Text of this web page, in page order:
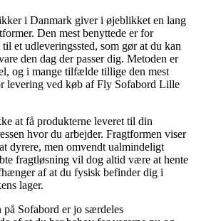
i Danmark giver i øjeblikket en lang
Den mest benyttede er for
et udleveringssted, som gør at du kan
den dag der passer dig. Metoden er
og i mange tilfælde tillige den mest
levering ved køb af Fly Sofabord Lille
at få produkterne leveret til din
hvor du arbejder. Fragtformen viser
dyrere, men omvendt ualmindeligt
fragtløsning vil dog altid være at hente
af at du fysisk befinder dig i
lager.
Sofabord er jo særdeles